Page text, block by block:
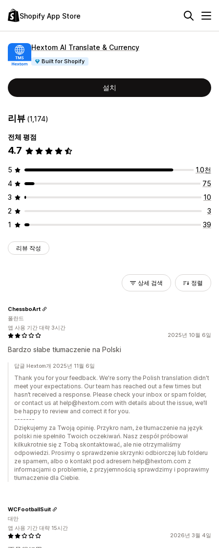
Shopify App Store
Hextom AI Translate & Currency
Built for Shopify
설치
리뷰 (1,174)
전체 평점
4.7
5
1.0천
4
75
3
10
2
3
1
39
리뷰 작성
상세 검색 정렬
2025년 10월 6일
Bardzo słabe tłumaczenie na Polski
ChessboArt
폴란드
앱 사용 기간 대략 3시간
답글 Hextom개 2025년 11월 6일
Thank you for your feedback. We're sorry the Polish translation didn't
meet your expectations. Our team has reached out a few times but
hasn’t received a response. Please check your inbox or spam folder,
or contact us at help@hextom.com with details about the issue, we’ll
be happy to review and correct it for you.
-------
Dziękujemy za Twoją opinię. Przykro nam, że tłumaczenie na język
polski nie spełniło Twoich oczekiwań. Nasz zespół próbował
kilkukrotnie się z Tobą skontaktować, ale nie otrzymaliśmy
odpowiedzi. Prosimy o sprawdzenie skrzynki odbiorczej lub folderu
ze spamem, albo o kontakt pod adresem help@hextom.com z
informacjami o problemie, z przyjemnością sprawdzimy i poprawimy
tłumaczenie dla Ciebie.
2026년 3월 4일
WCFootballSuit
대만
앱 사용 기간 대략 15시간